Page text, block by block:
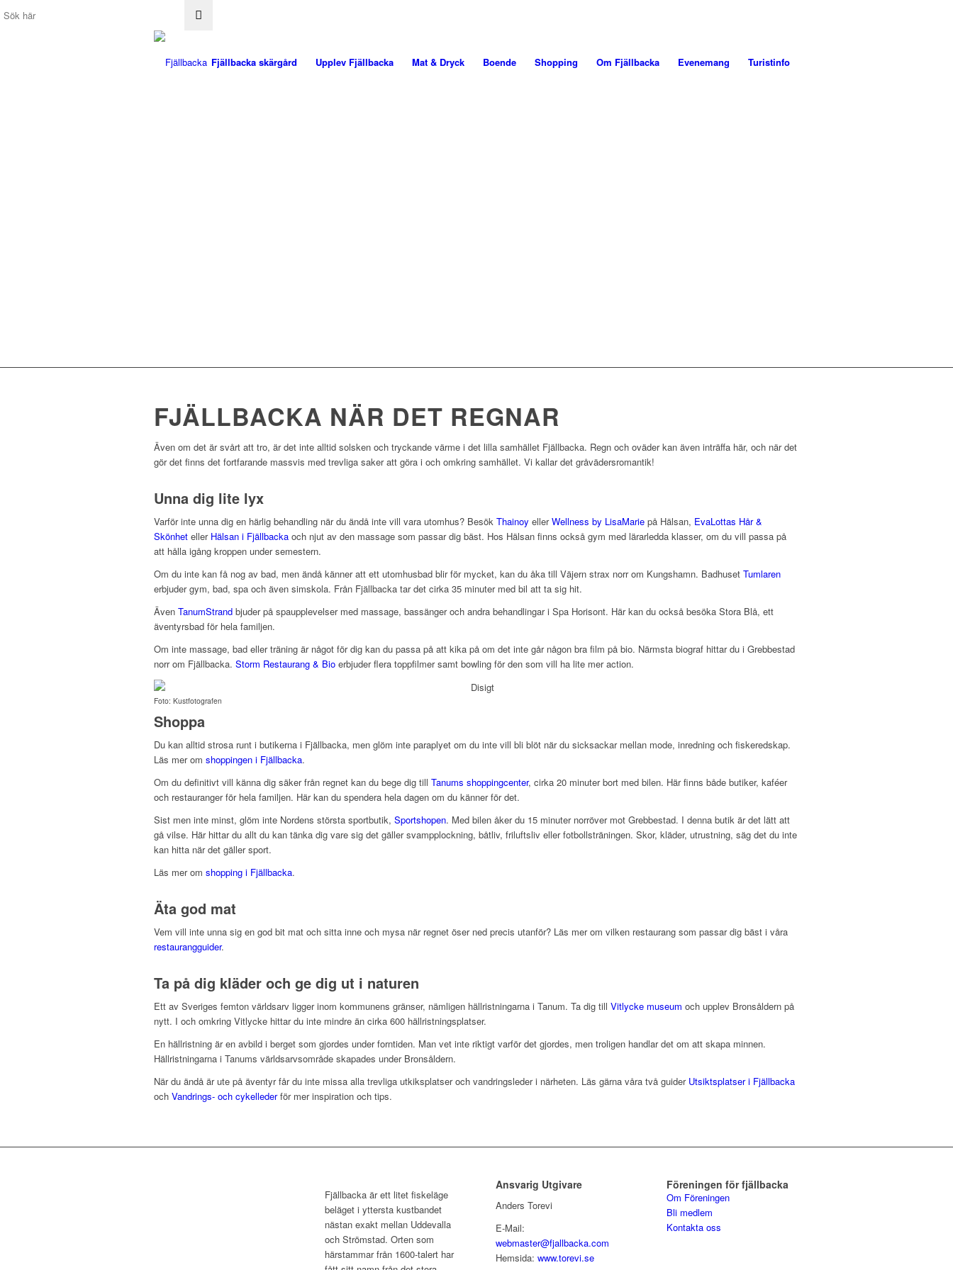
Fjällbacka skärgård Upplev Fjällbacka Mat & Dryck Boende Shopping Om Fjällbacka Evenemang Turistinfo
FJÄLLBACKA NÄR DET REGNAR
Även om det är svårt att tro, är det inte alltid solsken och tryckande värme i det lilla samhället Fjällbacka. Regn och oväder kan även inträffa här, och när det
gör det finns det fortfarande massvis med trevliga saker att göra i och omkring samhället. Vi kallar det gråvädersromantik!
Unna dig lite lyx
Varför inte unna dig en härlig behandling när du ändå inte vill vara utomhus? Besök Thainoy ellerWellness by LisaMarie på Hälsan, EvaLottas Hår &
Skönhet eller Hälsan i Fjällbacka och njut av den massage som passar dig bäst. Hos Hälsan finns också gym med lärarledda klasser, om du vill passa på
att hålla igång kroppen under semestern.
Om du inte kan få nog av bad, men ändå känner att ett utomhusbad blir för mycket, kan du åka till Väjern strax norr om Kungshamn. Badhuset Tumlaren
erbjuder gym, bad, spa och även simskola. Från Fjällbacka tar det cirka 35 minuter med bil att ta sig hit.
Även TanumStrand bjuder på spaupplevelser med massage, bassänger och andra behandlingar i Spa Horisont. Här kan du också besöka Stora Blå, ett
äventyrsbad för hela familjen.
Om inte massage, bad eller träning är något för dig kan du passa på att kika på om det inte går någon bra film på bio. Närmsta biograf hittar du i Grebbestad
norr om Fjällbacka. Storm Restaurang & Bio erbjuder flera toppfilmer samt bowling för den som vill ha lite mer action.
Foto: Kustfotografen
Shoppa
Du kan alltid strosa runt i butikerna i Fjällbacka, men glöm inte paraplyet om du inte vill bli blöt när du sicksackar mellan mode, inredning och fiskeredskap.
Läs mer om shoppingen i Fjällbacka.
Om du definitivt vill känna dig säker från regnet kan du bege dig till Tanums shoppingcenter, cirka 20 minuter bort med bilen. Här finns både butiker, kaféer
och restauranger för hela familjen. Här kan du spendera hela dagen om du känner för det.
Sist men inte minst, glöm inte Nordens största sportbutik, Sportshopen. Med bilen åker du 15 minuter norröver mot Grebbestad. I denna butik är det lätt att
gå vilse. Här hittar du allt du kan tänka dig vare sig det gäller svampplockning, båtliv, friluftsliv eller fotbollsträningen. Skor, kläder, utrustning, säg det du inte
kan hitta när det gäller sport.
Läs mer om shopping i Fjällbacka.
Äta god mat
Vem vill inte unna sig en god bit mat och sitta inne och mysa när regnet öser ned precis utanför? Läs mer om vilken restaurang som passar dig bäst i våra
restaurangguider.
Ta på dig kläder och ge dig ut i naturen
Ett av Sveriges femton världsarv ligger inom kommunens gränser, nämligen hällristningarna i Tanum. Ta dig till Vitlycke museum och upplev Bronsåldern på
nytt. I och omkring Vitlycke hittar du inte mindre än cirka 600 hällristningsplatser.
En hällristning är en avbild i berget som gjordes under forntiden. Man vet inte riktigt varför det gjordes, men troligen handlar det om att skapa minnen.
Hällristningarna i Tanums världsarvsområde skapades under Bronsåldern.
När du ändå är ute på äventyr får du inte missa alla trevliga utkiksplatser och vandringsleder i närheten. Läs gärna våra två guider Utsiktsplatser i Fjällbacka
och Vandrings- och cykellederför mer inspiration och tips.
Fjällbacka är ett litet fiskeläge
beläget i yttersta kustbandet
nästan exakt mellan Uddevalla
och Strömstad. Orten som
härstammar från 1600-talert har
Ansvarig Utgivare
Anders Torevi
E-Mail:
webmaster@fjallbacka.com
Hemsida:www.torevi.se
Föreningen för fjällbacka
Om Föreningen
Bli medlem
Kontakta oss